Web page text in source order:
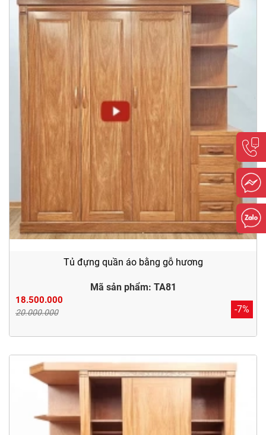
Tủ đựng quần áo bằng gỗ hương
Mã sản phẩm: TA81
18.500.000
20.000.000 -7%